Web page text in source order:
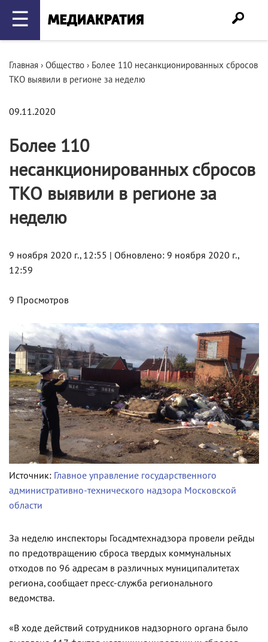
☰
Главная › Общество › Более 110 несанкционированных сбросов
ТКО выявили в регионе за неделю
09.11.2020
Более 110
несанкционированных сбросов
ТКО выявили в регионе за
неделю
9 ноября 2020 г., 12:55 | Обновлено: 9 ноября 2020 г.,
12:59
9 Просмотров
Источник: Главное управление государственного
административно-технического надзора Московской
области
За неделю инспекторы Госадмтехнадзора провели рейды
по предотвращению сброса твердых коммунальных
отходов по 96 адресам в различных муниципалитетах
региона, сообщает пресс-служба регионального
ведомства.
«В ходе действий сотрудников надзорного органа было